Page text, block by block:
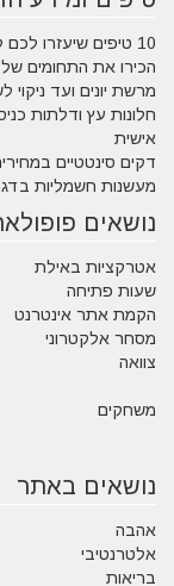
10 טיפים שיעזרו לכם להשיג דייט באתרי הכרויות
הכירו את התחומים של
מרשת יונים ועד
חלונות עץ ודלתות
אישית
דקים סינטטיים
מעשנות חשמליות
נושאים
אטרקציות באילת
שעות פתיחה
הקמת אתר אינטרנט
מסחר אלקטרוני
צוואה
משחקים
נושאים באתר
אהבה
אלטרנטיבי
בריאות